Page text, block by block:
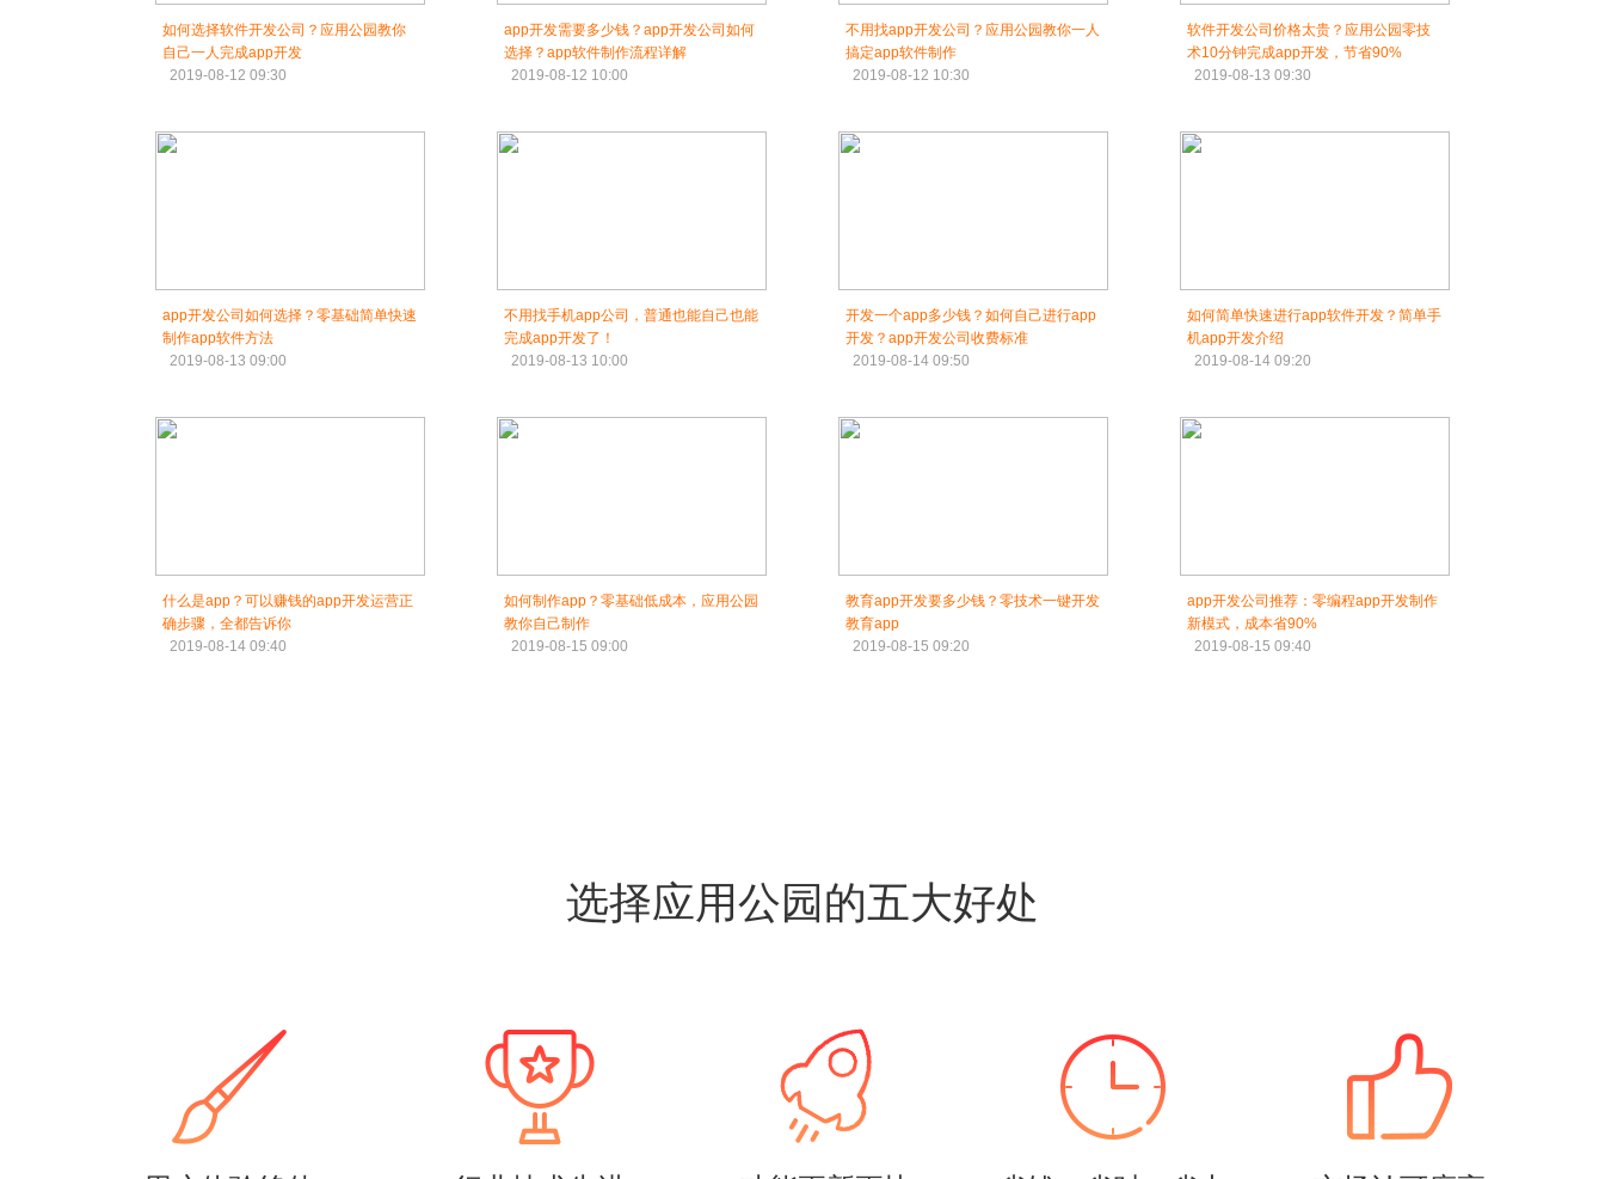
如何选择软件开发公司？应用公园教你
自己一人完成app开发
2019-08-12 09:30
app开发需要多少钱？app开发公司如何
选择？app软件制作流程详解
2019-08-12 10:00
不用找app开发公司？应用公园教你一人
搞定app软件制作
2019-08-12 10:30
软件开发公司价格太贵？应用公园零技
术10分钟完成app开发，节省90%
2019-08-13 09:30
app开发公司如何选择？零基础简单快速
制作app软件方法
2019-08-13 09:00
不用找手机app公司，普通也能自己也能
完成app开发了！
2019-08-13 10:00
开发一个app多少钱？如何自己进行app
开发？app开发公司收费标准
2019-08-14 09:50
如何简单快速进行app软件开发？简单手
机app开发介绍
2019-08-14 09:20
什么是app？可以赚钱的app开发运营正
确步骤，全都告诉你
2019-08-14 09:40
如何制作app？零基础低成本，应用公园
教你自己制作
2019-08-15 09:00
教育app开发要多少钱？零技术一键开发
教育app
2019-08-15 09:20
app开发公司推荐：零编程app开发制作
新模式，成本省90%
2019-08-15 09:40
选择应用公园的五大好处